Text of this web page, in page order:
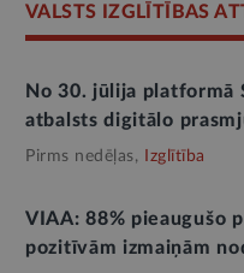
VALSTS IZGLĪTĪBAS
No 30. jūlija platformā
atbalsts digitālo
Pirms nedēļas, Izglītība
VIAA: 88% pieaugušo
pozitīvām izmaiņām